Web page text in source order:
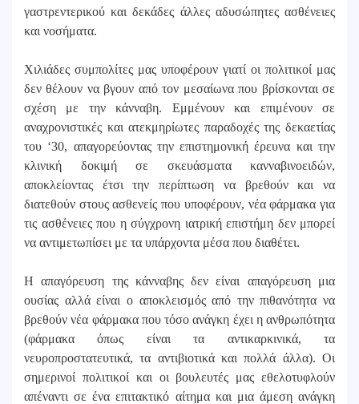
γαστρεντερικού και δεκάδες άλλες αδυσώπητες ασθένειες
και νοσήματα.
Χιλιάδες συμπολίτες μας υποφέρουν γιατί οι πολιτικοί μας
δεν θέλουν να βγουν από τον μεσαίωνα που βρίσκονται σε
σχέση με την κάνναβη. Εμμένουν και επιμένουν σε
αναχρονιστικές και ατεκμηρίωτες παραδοχές της δεκαετίας
του ‘30, απαγορεύοντας την επιστημονική έρευνα και την
κλινική δοκιμή σε σκευάσματα κανναβινοειδών,
αποκλείοντας έτσι την περίπτωση να βρεθούν και να
διατεθούν στους ασθενείς που υποφέρουν, νέα φάρμακα για
τις ασθένειες που η σύγχρονη ιατρική επιστήμη δεν μπορεί
να αντιμετωπίσει με τα υπάρχοντα μέσα που διαθέτει.
Η απαγόρευση της κάνναβης δεν είναι απαγόρευση μια
ουσίας αλλά είναι ο αποκλεισμός από την πιθανότητα να
βρεθούν νέα φάρμακα που τόσο ανάγκη έχει η ανθρωπότητα
(φάρμακα όπως είναι τα αντικαρκινικά, τα
νευροπροστατευτικά, τα αντιβιοτικά και πολλά άλλα). Οι
σημερινοί πολιτικοί και οι βουλευτές μας εθελοτυφλούν
απέναντι σε ένα επιτακτικό αίτημα και μια άμεση ανάγκη